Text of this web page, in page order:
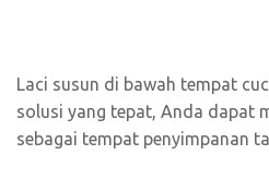
Laci susun di bawah tempat
solusi yang tepat, Anda dapat
sebagai tempat penyimpanan